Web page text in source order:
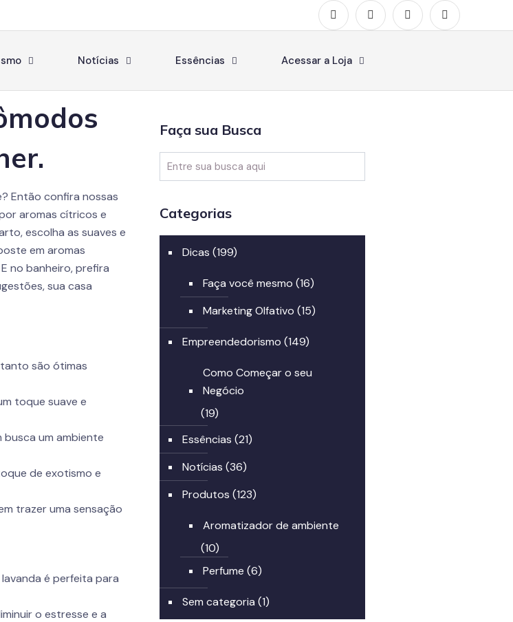
Notícias Essências Acessar a Loja
Então confira nossas
aromas cítricos e
escolha as suaves e
em aromas
no banheiro, prefira
sua casa
são ótimas
toque suave e
um ambiente
de exotismo e
trazer uma sensação
é perfeita para
o estresse e a
Faça sua Busca
Categorias
Dicas (199)
Faça você mesmo (16)
Marketing Olfativo (15)
Empreendedorismo (149)
Como Começar o seu
Negócio
(19)
Essências (21)
Notícias (36)
Produtos (123)
Aromatizador de ambiente
(10)
Perfume (6)
Sem categoria (1)